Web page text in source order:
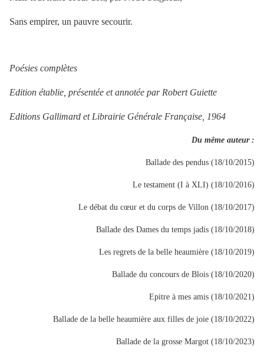
Sans empirer, un pauvre secourir.
Poésies complètes
Edition établie, présentée et annotée par Robert Guiette
Editions Gallimard et Librairie Générale Française, 1964
Du même auteur :
Ballade des pendus (18/10/2015)
Le testament (I à XLI) (18/10/2016)
Le débat du cœur et du corps de Villon (18/10/2017)
Ballade des Dames du temps jadis (18/10/2018)
Les regrets de la belle heaumière (18/10/2019)
Ballade du concours de Blois (18/10/2020)
Epitre à mes amis (18/10/2021)
Ballade de la belle heaumière aux filles de joie (18/10/2022)
Ballade de la grosse Margot (18/10/2023)